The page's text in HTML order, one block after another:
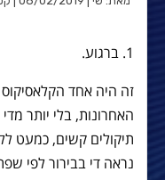
1. ברגוע.
זה היה אחד הקלאסיקוס
האחרונות, בלי יותר
תיקולים קשים, כמעט
נראה די בבירור לפי